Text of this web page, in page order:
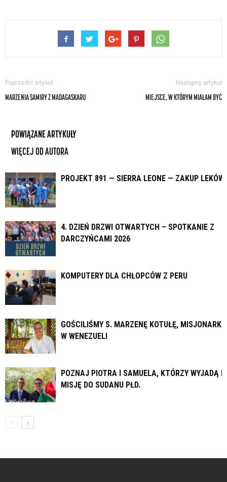
Poprzedni artykuł
MARZENIA SAMIRY Z MADAGASKARU
Następny artykuł
MIEJSCE, W KTÓRYM MIAŁAM BYĆ
POWIĄZANE ARTYKUŁY
WIĘCEJ OD AUTORA
PROJEKT 891 — SIERRA LEONE — ZAKUP LEKÓW
4. DZIEŃ DRZWI OTWARTYCH – SPOTKANIE Z
DARCZYŃCAMI 2026
KOMPUTERY DLA CHŁOPCÓW Z PERU
GOŚCILIŚMY S. MARZENĘ KOTUŁĘ, MISJONARKĘ
W WENEZUELI
POZNAJ PIOTRA I SAMUELA, KTÓRZY WYJADĄ
MISJĘ DO SUDANU PŁD.